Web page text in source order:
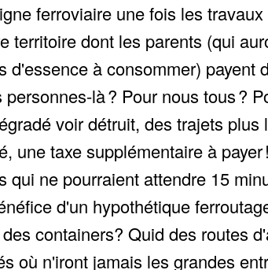
ferroviaire une fois les
territoire dont les parents (qui
d'essence à consommer)
là ? Pour nous tous ?
voir détruit, des trajets
une taxe supplémentaire à
qui ne pourraient attendre 15
d'un hypothétique
containers? Quid des routes
où n'iront jamais les grandes